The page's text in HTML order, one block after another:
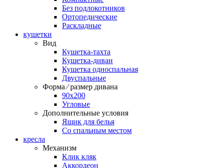
Без подлокотников
Ортопедические
Раскладные
кушетки
Вид
Кушетка-тахта
Кушетка-диван
Кушетка односпальная
Двуспальные
Форма ⁄ размер дивана
90х200
Угловые
Дополнительные условия
Ящик для белья
Со спальным местом
кресла
Механизм
Клик кляк
Аккордеон